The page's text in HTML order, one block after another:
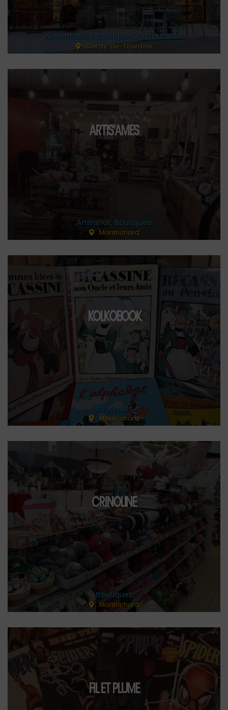
Alimentation, Boutiques, Restauration
Civray-de-Touraine
ARTIS’AMES
Artisanat, Boutiques
Montrichard
KOLKOBOOK
Boutiques
Montrichard
CRINOLINE
Boutiques
Montrichard
FIL ET PLUME